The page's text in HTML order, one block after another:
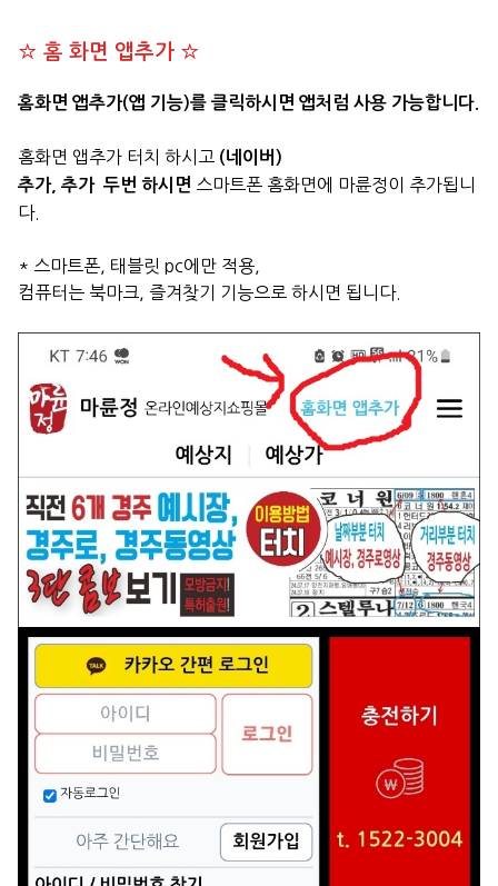
☆ 홈 화면 앱추가 ☆
홈화면 앱추가(앱 기능)를 클릭하시면 앱처럼 사용 가능합니다.
홈화면 앱추가 터치 하시고 (네이버)
추가, 추가 두번 하시면 스마트폰 홈화면에 마륜정이 추가됩니
다.
* 스마트폰, 태블릿 pc에만 적용,
컴퓨터는 북마크, 즐겨찾기 기능으로 하시면 됩니다.